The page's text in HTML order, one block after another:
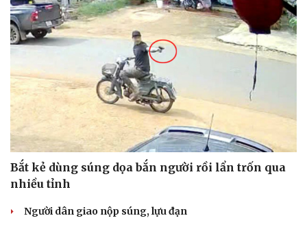
Văn hóa
Giải trí
Bắt kẻ dùng súng dọa bắn người rồi lẩn trốn qua
nhiều tỉnh
Người dân giao nộp súng, lựu đạn